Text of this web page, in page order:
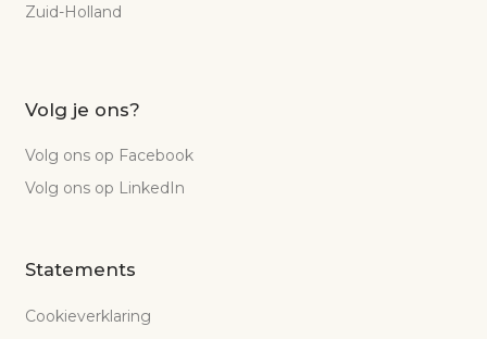
Zuid-Holland
Volg je ons?
Volg ons op Facebook
Volg ons op LinkedIn
Statements
Cookieverklaring